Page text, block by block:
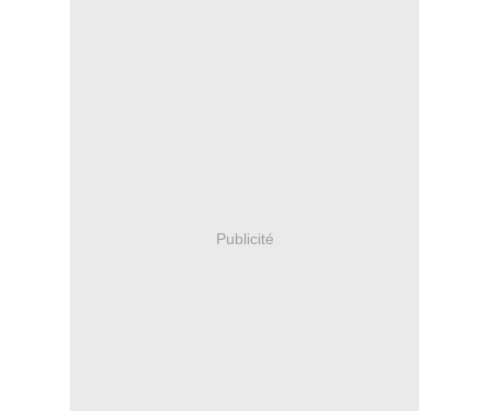
Publicité